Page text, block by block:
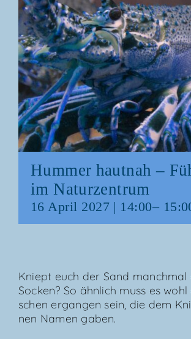
Hum­mer haut­nah –
im Naturzentrum
16 April 2027 | 14:00–
Kniept euch der Sand manch­mal
Socken? So ähn­lich muss es
schen ergan­gen sein, die dem
nen Namen gaben.